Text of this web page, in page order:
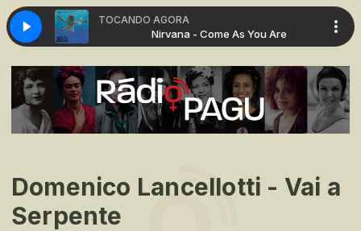
TOCANDO AGORA
As You Are Nirvana - Come As You Are
Domenico Lancellotti - Vai a
Serpente